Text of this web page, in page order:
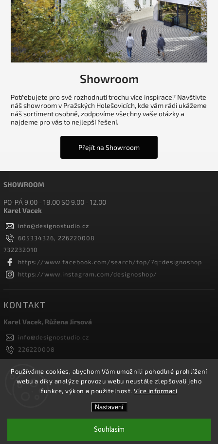
Používáme cookies, abychom Vám umožnili pohodlné prohlížení
webu a díky analýze provozu webu neustále zlepšovali jeho
funkce, výkon a použitelnost. Více informací
Nastavení
Souhlasím
Showroom
Potřebujete pro své rozhodnutí trochu více inspirace? Navštivte
náš showroom v Pražských Holešovicích, kde vám rádi ukážeme
náš sortiment osobně, zodpovíme všechny vaše otázky a
najdeme pro vás to nejlepší řešení.
Přejít na Showroom
SHOWROOM
PO-PÁ 9.00 - 18.00 SO 9.00 - 12.00
Karel Vacek
info@designostudio.cz
605334326, 226220008
732232010
https://www.facebook.com/search/top/?q=designoshop
https://www.instagram.com/designoshop/
KONTAKT
Karel Vacek, Růžena Jirsová
info@designostudio.cz
226220008
605334326, 732232010
Designoshop
designoshop
Designoshop. Všechna práva vyhrazena.